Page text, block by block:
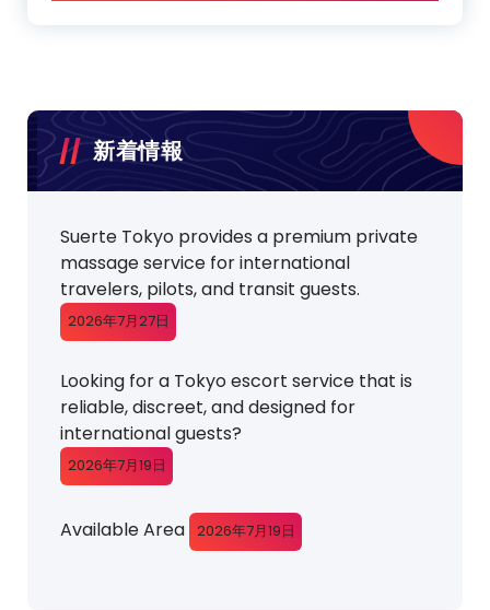
新着情報
Suerte Tokyo provides a premium private
massage service for international
travelers, pilots, and transit guests.
2026年7月27日
Looking for a Tokyo escort service that is
reliable, discreet, and designed for
international guests?
2026年7月19日
Available Area 2026年7月19日